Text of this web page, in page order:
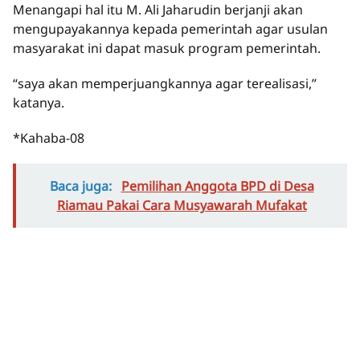
Menangapi hal itu M. Ali Jaharudin berjanji akan
mengupayakannya kepada pemerintah agar usulan
masyarakat ini dapat masuk program pemerintah.
“saya akan memperjuangkannya agar terealisasi,”
katanya.
*Kahaba-08
Baca juga: Pemilihan Anggota BPD di Desa
Riamau Pakai Cara Musyawarah Mufakat